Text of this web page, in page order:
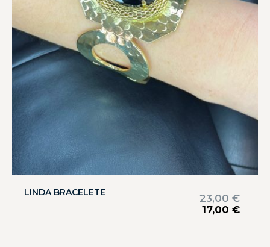
LINDA BRACELETE 23,00€
17,00 €